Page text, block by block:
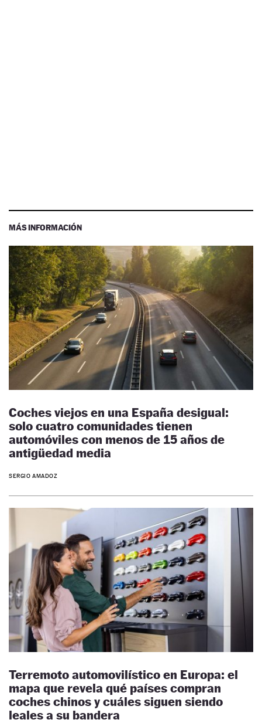
MÁS INFORMACIÓN
Coches viejos en una España desigual:
solo cuatro comunidades tienen
automóviles con menos de 15 años de
antigüedad media
SERGIO AMADOZ
Terremoto automovilístico en Europa: el
mapa que revela qué países compran
coches chinos y cuáles siguen siendo
leales a su bandera